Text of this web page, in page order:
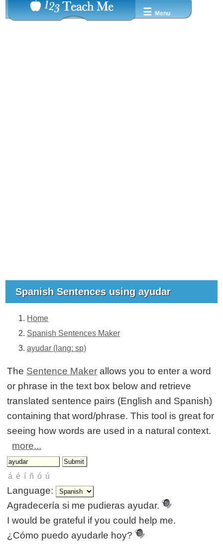
☰ Menu
Spanish Sentences using ayudar
Home
Spanish Sentences Maker
ayudar (lang: sp)
The Sentence Maker allows you to enter a word
or phrase in the text box below and retrieve
translated sentence pairs (English and Spanish)
containing that word/phrase. This tool is great for
seeing how words are used in a natural context.
more...
Language:
Agradecería si me pudieras ayudar.
I would be grateful if you could help me.
¿Cómo puedo ayudarle hoy?